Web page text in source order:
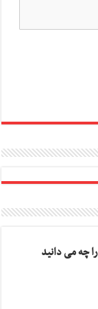
چه می دانید